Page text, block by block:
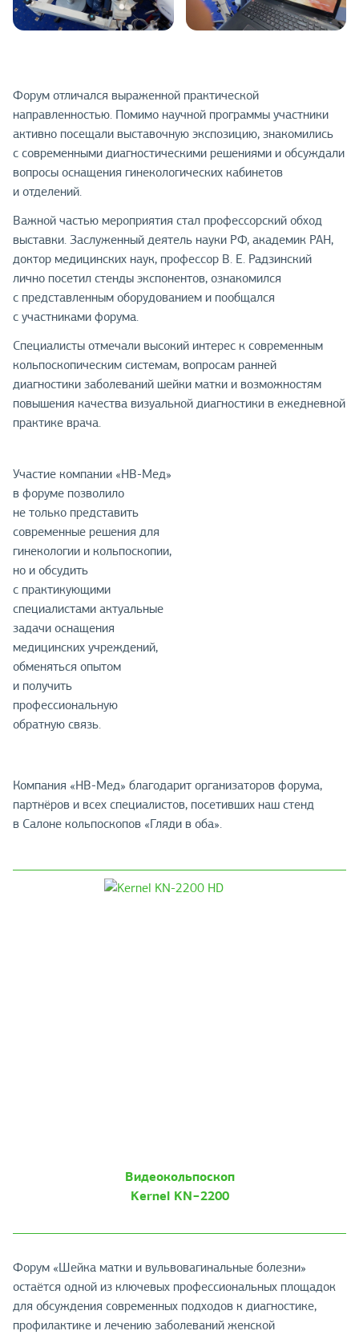
Форум отличался выраженной практической
направленностью. Помимо научной программы участники
активно посещали выставочную экспозицию, знакомились
с современными диагностическими решениями и обсуждали
вопросы оснащения гинекологических кабинетов
и отделений.
Важной частью мероприятия стал профессорский обход
выставки. Заслуженный деятель науки РФ, академик РАН,
доктор медицинских наук, профессор В. Е. Радзинский
лично посетил стенды экспонентов, ознакомился
с представленным оборудованием и пообщался
с участниками форума.
Специалисты отмечали высокий интерес к современным
кольпоскопическим системам, вопросам ранней
диагностики заболеваний шейки матки и возможностям
повышения качества визуальной диагностики в ежедневной
практике врача.
Участие компании «НВ-Мед»
в форуме позволило
не только представить
современные решения для
гинекологии и кольпоскопии,
но и обсудить
с практикующими
специалистами актуальные
задачи оснащения
медицинских учреждений,
обменяться опытом
и получить
профессиональную
обратную связь.
Компания «НВ-Мед» благодарит организаторов форума,
партнёров и всех специалистов, посетивших наш стенд
в Салоне кольпоскопов «Гляди в оба».
Видеокольпоскоп
Kernel KN−2200
Форум «Шейка матки и вульвовагинальные болезни»
остаётся одной из ключевых профессиональных площадок
для обсуждения современных подходов к диагностике,
профилактике и лечению заболеваний женской